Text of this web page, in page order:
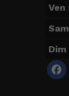
Ven
Dim